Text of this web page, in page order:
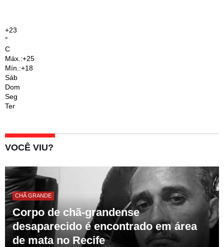
+23
°
C
Máx.:+25
Mín.:+18
Sáb
Dom
Seg
Ter
VOCÊ VIU?
CHÃ GRANDE
Corpo de chã-grandense
desaparecido é encontrado em área
de mata no Recife